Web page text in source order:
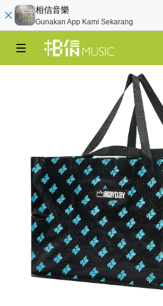
相信音樂
Gunakan App Kami Sekarang